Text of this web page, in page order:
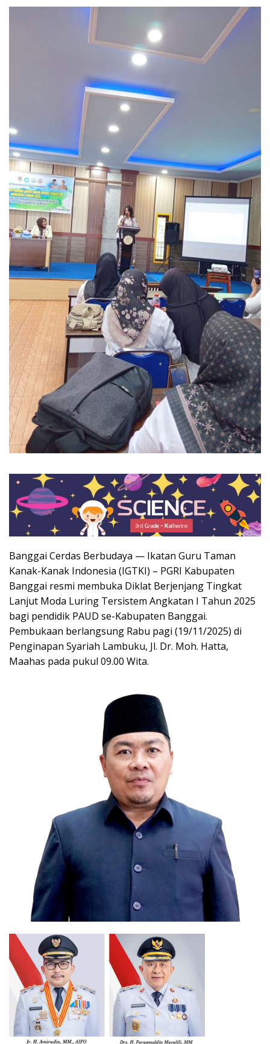
Banggai Cerdas Berbudaya — Ikatan Guru Taman
Kanak-Kanak Indonesia (IGTKI) – PGRI Kabupaten
Banggai resmi membuka Diklat Berjenjang Tingkat
Lanjut Moda Luring Tersistem Angkatan I Tahun 2025
bagi pendidik PAUD se-Kabupaten Banggai.
Pembukaan berlangsung Rabu pagi (19/11/2025) di
Penginapan Syariah Lambuku, Jl. Dr. Moh. Hatta,
Maahas pada pukul 09.00 Wita.